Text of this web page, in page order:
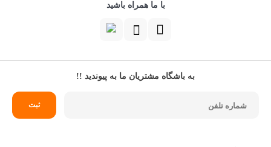
با ما همراه باشید
به باشگاه مشتریان ما به پیوندید !!